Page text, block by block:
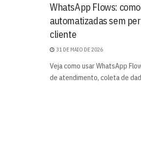
WhatsApp Flows:
automatizadas sem
cliente
31 DE MAIO DE 2026
Veja como usar WhatsApp
de atendimento, coleta de